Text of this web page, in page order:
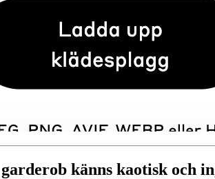
känns kaotisk och